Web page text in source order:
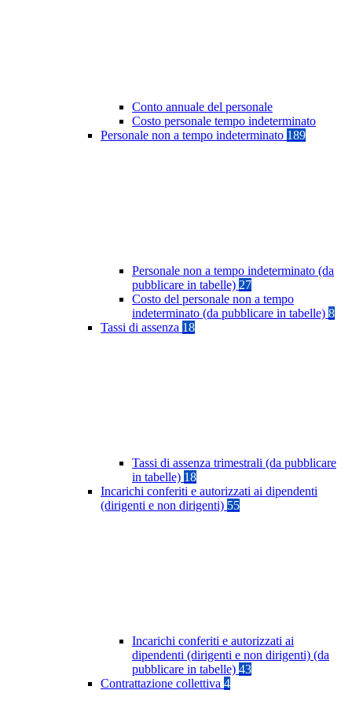
Conto annuale del personale
Costo personale tempo indeterminato
Personale non a tempo indeterminato 189
Personale non a tempo indeterminato (da
pubblicare in tabelle) 27
Costo del personale non a tempo
indeterminato (da pubblicare in tabelle) 8
Tassi di assenza 18
Tassi di assenza trimestrali (da pubblicare
in tabelle) 18
Incarichi conferiti e autorizzati ai dipendenti
(dirigenti e non dirigenti) 55
Incarichi conferiti e autorizzati ai
dipendenti (dirigenti e non dirigenti) (da
pubblicare in tabelle) 43
Contrattazione collettiva 4